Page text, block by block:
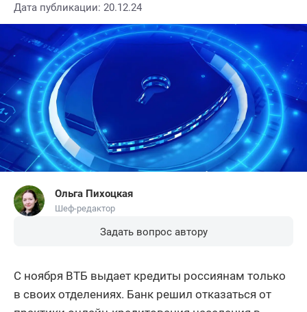
Дата публикации: 20.12.24
Ольга Пихоцкая
Шеф-редактор
Задать вопрос автору
С ноября ВТБ выдает кредиты россиянам только
в своих отделениях. Банк решил отказаться от